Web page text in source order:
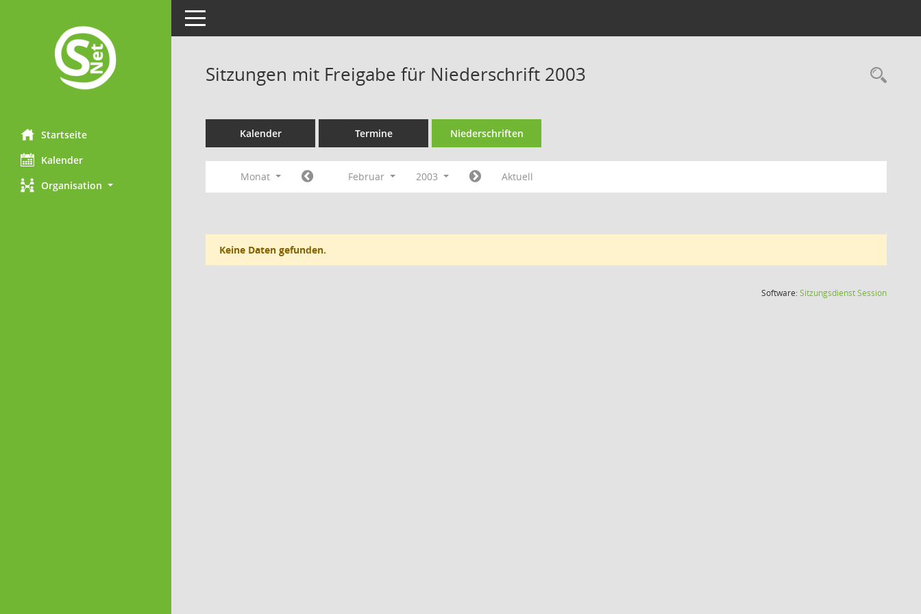
Startseite
Kalender
Organisation
Toggle navigation
Sitzungen mit Freigabe für Niederschrift 2003
Kalender Termine Niederschriften
Monat Februar 2003 Aktuell
Keine Daten gefunden.
Software:SitzungsdienstSession(Wird in